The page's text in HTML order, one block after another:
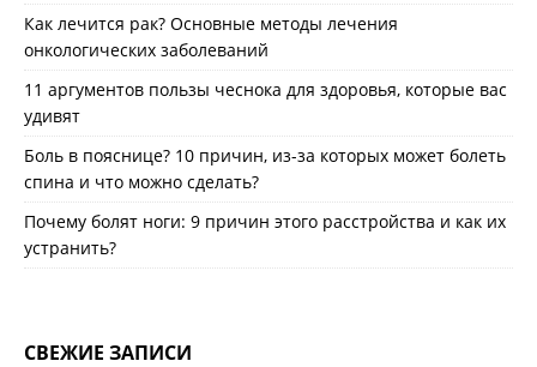
Как лечится рак? Основные методы лечения
онкологических заболеваний
11 аргументов пользы чеснока для здоровья, которые вас
удивят
Боль в пояснице? 10 причин, из-за которых может болеть
спина и что можно сделать?
Почему болят ноги: 9 причин этого расстройства и как их
устранить?
СВЕЖИЕ ЗАПИСИ